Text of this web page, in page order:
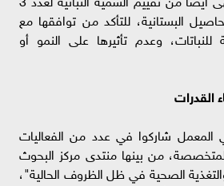
البستانية، للتأكد من توافقها مع
وعدم تأثيرها على النمو أو
القدرات
شاركوا في عدد من الفعاليات
من بينها منتدى مركز البحوث
والتغذية الصحية في ظل الظروف الحالية"،